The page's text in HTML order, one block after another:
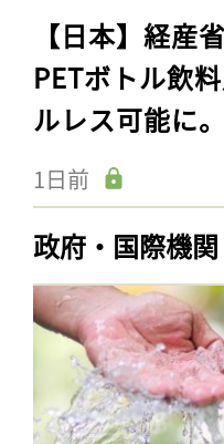
【日本】経産
PETボトル飲
ルレス可能に
1日前
政府・国際機